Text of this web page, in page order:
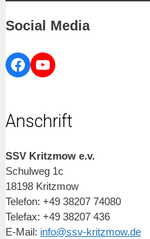
Social Media
Facebook
YouTube
Anschrift
SSV Kritzmow e.v.
Schulweg 1c
18198 Kritzmow
Telefon: +49 38207 74080
Telefax: +49 38207 436
E-Mail: info@ssv-kritzmow.de